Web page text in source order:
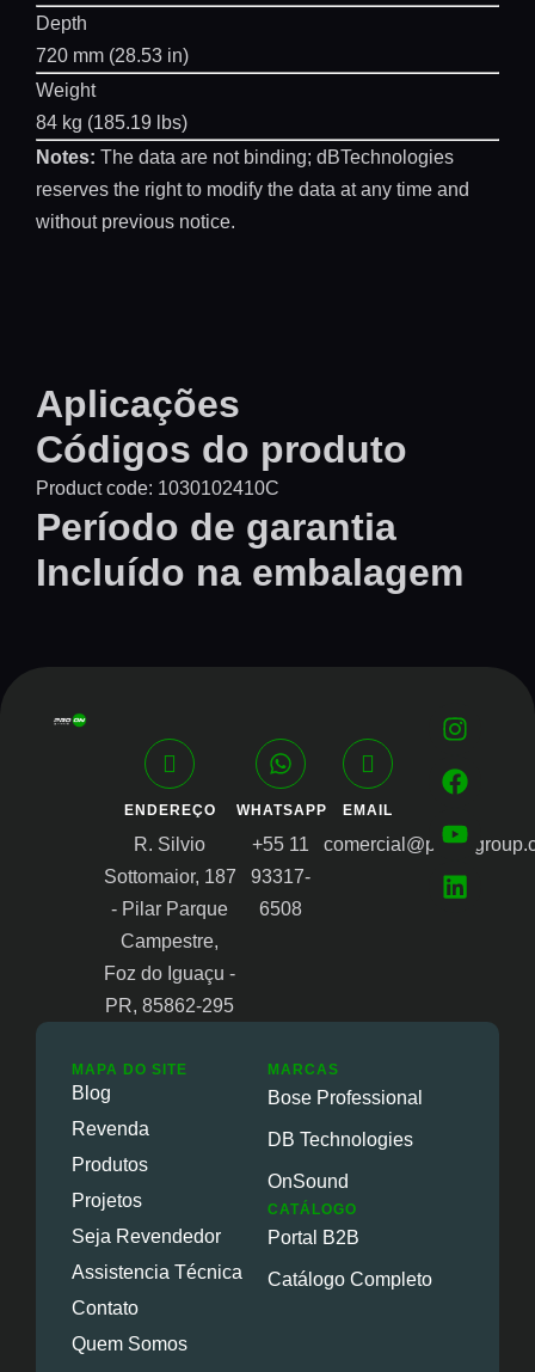
Depth
720 mm (28.53 in)
Weight
84 kg (185.19 lbs)
Notes: The data are not binding; dBTechnologies
reserves the right to modify the data at any time and
without previous notice.
Aplicações
Códigos do produto
Product code: 1030102410C
Período de garantia
Incluído na embalagem
ENDEREÇO
R. Silvio
Sottomaior, 187
- Pilar Parque
Campestre,
Foz do Iguaçu -
PR, 85862-295
WHATSAPP
+55 11
93317-
6508
EMAIL
MAPA DO SITE
Blog
Revenda
Produtos
Projetos
Seja Revendedor
Assistencia Técnica
Contato
Quem Somos
MARCAS
Bose Professional
DB Technologies
OnSound
CATÁLOGO
Portal B2B
Catálogo Completo